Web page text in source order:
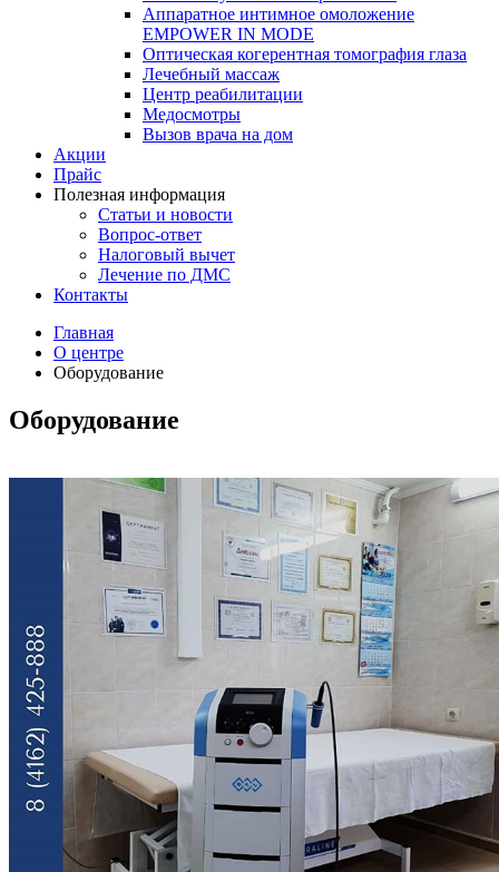
Аппаратное интимное омоложение
EMPOWER IN MODE
Оптическая когерентная томография глаза
Лечебный массаж
Центр реабилитации
Медосмотры
Вызов врача на дом
Акции
Прайс
Полезная информация
Статьи и новости
Вопрос-ответ
Налоговый вычет
Лечение по ДМС
Контакты
Главная
О центре
Оборудование
Оборудование